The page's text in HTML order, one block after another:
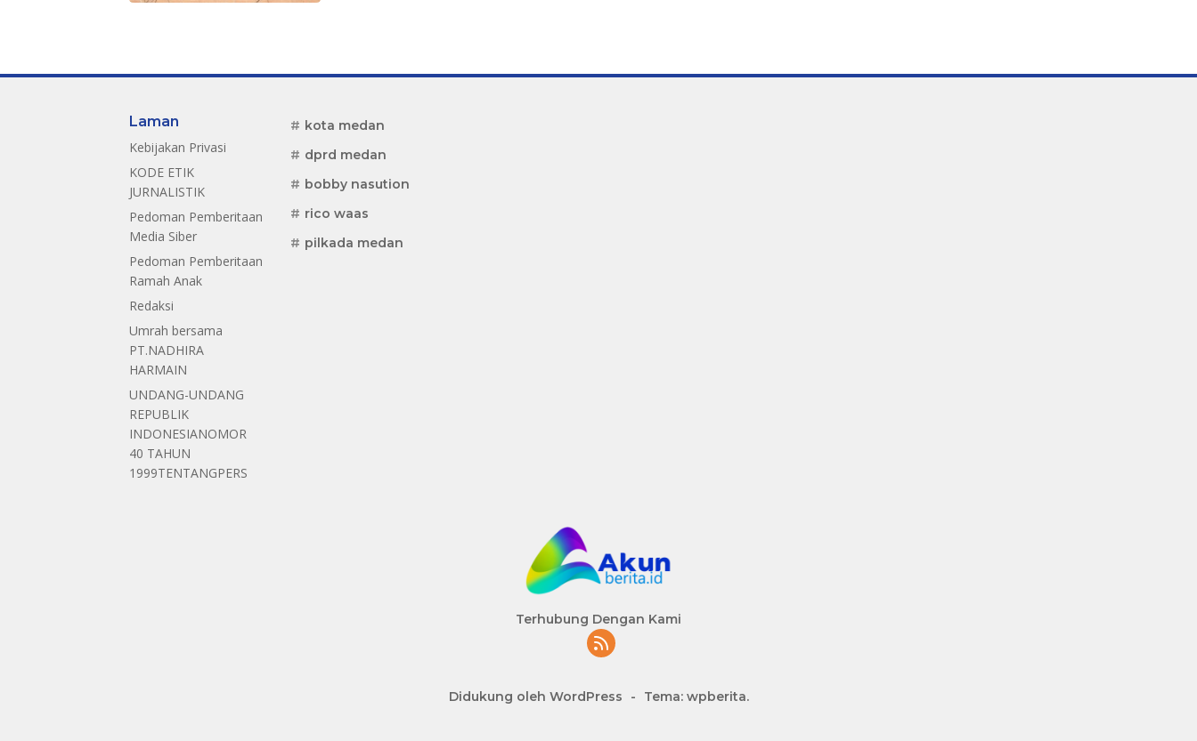
Laman
Kebijakan Privasi
KODE ETIK
JURNALISTIK
Pedoman Pemberitaan
Media Siber
Pedoman Pemberitaan
Ramah Anak
Redaksi
Umrah bersama
PT.NADHIRA
HARMAIN
UNDANG-UNDANG
REPUBLIK
INDONESIANOMOR
40 TAHUN
1999TENTANGPERS
kota medan
dprd medan
bobby nasution
rico waas
pilkada medan
Terhubung Dengan Kami
Didukung oleh WordPress - Tema: wpberita.